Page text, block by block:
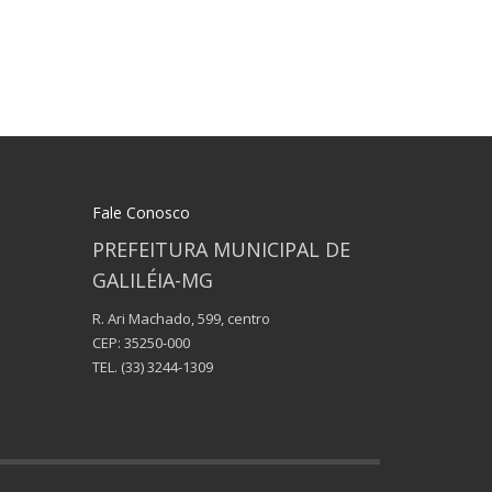
Fale Conosco
PREFEITURA MUNICIPAL DE
GALILÉIA-MG
R. Ari Machado, 599, centro
CEP: 35250-000
TEL. (33) 3244-1309